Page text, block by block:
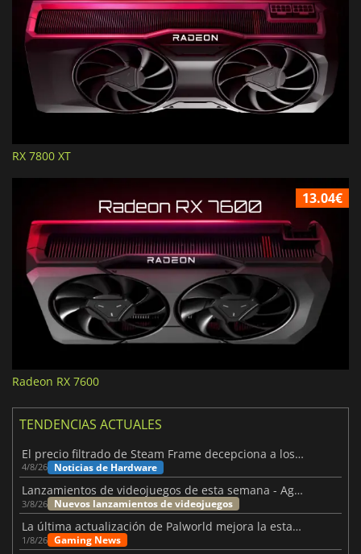
RX 7800 XT
13.04€
Radeon RX 7600
TENDENCIAS ACTUALES
El precio filtrado de Steam Frame decepciona a los usuarios
4/8/26 Noticias de Hardware
Lanzamientos de videojuegos de esta semana - Agosto de 2026 (semana 32)
3/8/26 Nuevos lanzamientos de videojuegos
La última actualización de Palworld mejora la estabilidad
1/8/26 Gaming News